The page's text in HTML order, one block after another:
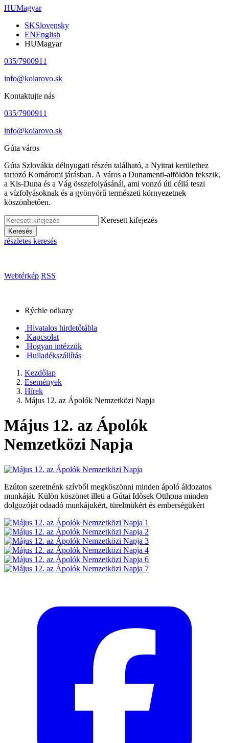
HUMagyar
SKSlovensky
ENEnglish
HUMagyar
035/7900911
info@kolarovo.sk
Kontaktujte nás
035/7900911
info@kolarovo.sk
Gúta város
Gúta Szlovákia délnyugati részén található, a Nyitrai kerülethez
tartozó Komáromi járásban. A város a Dunamenti-alföldön fekszik,
a Kis-Duna és a Vág összefolyásánál, ami vonzó úti céllá teszi
a vízfolyásoknak és a gyönyörű természeti környezetnek
köszönhetően.
Keresett kifejezés
Keresés
részletes keresés
Webtérkép RSS
Rýchle odkazy
Hivatalos hirdetőtábla
Kapcsolat
Hogyan intézzük
Hulladékszállítás
Kezdőlap
Események
Hírek
Május 12. az Ápolók Nemzetközi Napja
Május 12. az Ápolók
Nemzetközi Napja
Ezúton szeretnénk szívből megköszönni minden ápoló áldozatos
munkáját. Külön köszönet illeti a Gútai Idősek Otthona minden
dolgozóját odaadó munkájukért, türelmükért és emberségükért